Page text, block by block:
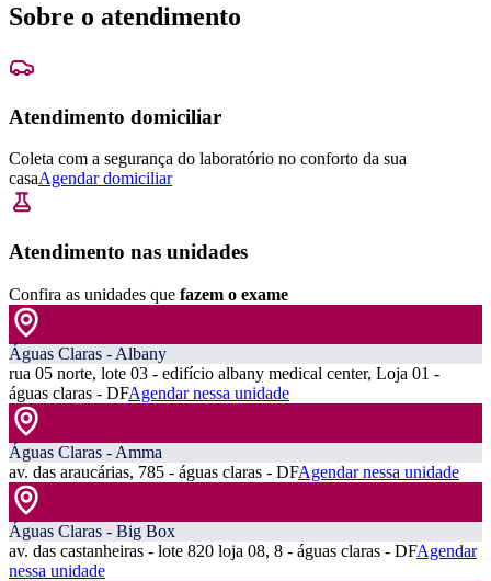
Sobre o atendimento
Atendimento domiciliar
Coleta com a segurança do laboratório no conforto da sua
casaAgendar domiciliar
Atendimento nas unidades
Confira as unidades que fazem o exame
Águas Claras - Albany
rua 05 norte, lote 03 - edifício albany medical center, Loja 01 -
águas claras - DFAgendar nessa unidade
Águas Claras - Amma
av. das araucárias, 785 - águas claras - DFAgendar nessa unidade
Águas Claras - Big Box
av. das castanheiras - lote 820 loja 08, 8 - águas claras - DFAgendar
nessa unidade